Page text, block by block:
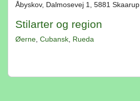
Åbyskov, Dalmosevej 1, 5881 Skaarup
Stilarter og region
Øerne Cubansk Rueda